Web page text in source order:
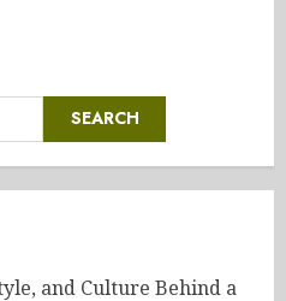
SEARCH
and Culture Behind a